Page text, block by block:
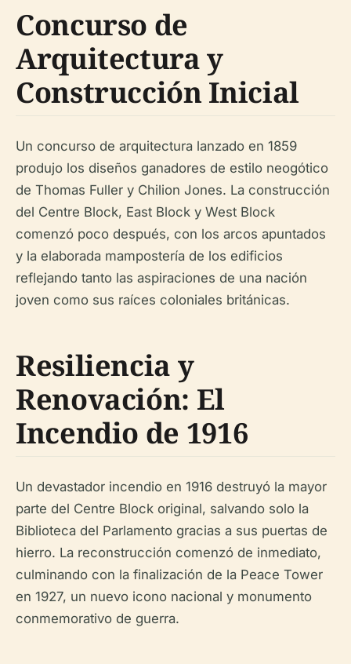
Concurso de
Arquitectura y
Construcción Inicial
Un concurso de arquitectura lanzado en 1859
produjo los diseños ganadores de estilo neogótico
de Thomas Fuller y Chilion Jones. La construcción
del Centre Block, East Block y West Block
comenzó poco después, con los arcos apuntados
y la elaborada mampostería de los edificios
reflejando tanto las aspiraciones de una nación
joven como sus raíces coloniales británicas.
Resiliencia y
Renovación: El
Incendio de 1916
Un devastador incendio en 1916 destruyó la mayor
parte del Centre Block original, salvando solo la
Biblioteca del Parlamento gracias a sus puertas de
hierro. La reconstrucción comenzó de inmediato,
culminando con la finalización de la Peace Tower
en 1927, un nuevo icono nacional y monumento
conmemorativo de guerra.